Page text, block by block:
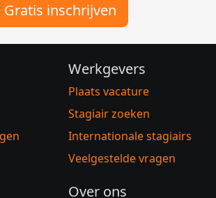
Gratis inschrijven
Werkgevers
Plaats vacature
Stagiair zoeken
Internationale stagiairs
Veelgestelde vragen
Over ons